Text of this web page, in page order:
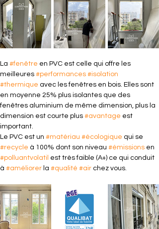
La #fenêtre en PVC est celle qui offre les
meilleures #performances #isolation
#thermique avec les fenêtres en bois. Elles sont
en moyenne 25% plus isolantes que des
fenêtres aluminium de même dimension, plus la
dimension est courte plus #avantage est
important.
Le PVC est un #matériau #écologique qui se
#recycle à 100% dont son niveau #émissions en
#polluantvolatil est très faible (A+) ce qui conduit
à #améliorer la #qualité #air chez vous.